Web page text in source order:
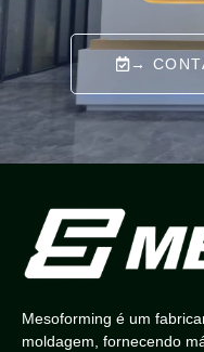
→
Mesoforming é um
moldagem, fornecendo